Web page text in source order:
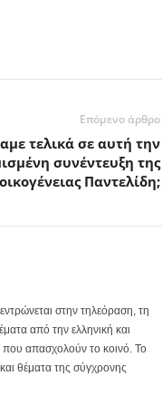
Επόμενο άρθρο
τελικά σε αυτή την
συνέντευξη της
οικογένειας Παντελίδη;
στην τηλεόραση, τη
από την ελληνική και
απασχολούν το κοινό. Το
θέματα της σύγχρονης